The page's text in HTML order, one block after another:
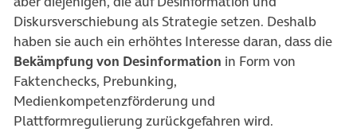
Diskursverschiebung als Strategie setzen. Deshalb
haben sie auch ein erhöhtes Interesse daran, dass die
Bekämpfung von Desinformation in Form von
Faktenchecks, Prebunking,
Medienkompetenzförderung und
Plattformregulierung zurückgefahren wird.